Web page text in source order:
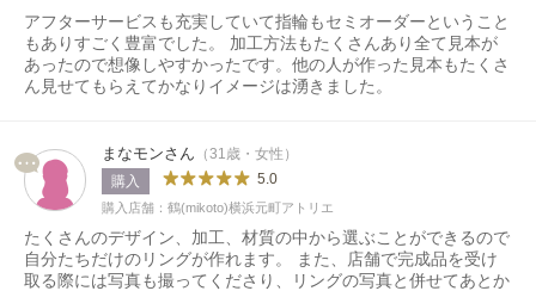
アフターサービスも充実していて指輪もセミオーダーということ
もありすごく豊富でした。 加工方法もたくさんあり全て見本が
あったので想像しやすかったです。他の人が作った見本もたくさ
ん見せてもらえてかなりイメージは湧きました。
まなモンさん （31歳・女性）
購入
5.0
購入店舗：鶴(mikoto)横浜元町アトリエ
たくさんのデザイン、加工、材質の中から選ぶことができるので
自分たちだけのリングが作れます。 また、店舗で完成品を受け
取る際には写真も撮ってくださり、リングの写真と併せてあとか